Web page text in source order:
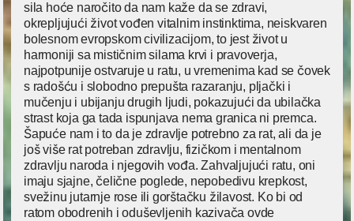
sila hoće naročito da nam kaže da se zdravi,
okrepljujući život vođen vitalnim instinktima, neiskvaren
bolesnom evropskom civilizacijom, to jest život u
harmoniji sa mističnim silama krvi i pravoverja,
najpotpunije ostvaruje u ratu, u vremenima kad se čovek
s radošću i slobodno prepušta razaranju, pljački i
mučenju i ubijanju drugih ljudi, pokazujući da ubilačka
strast koja ga tada ispunjava nema granica ni premca.
Šapuće nam i to da je zdravlje potrebno za rat, ali da je
još više rat potreban zdravlju, fizičkom i mentalnom
zdravlju naroda i njegovih vođa. Zahvaljujući ratu, oni
imaju sjajne, čelične poglede, nepobedivu krepkost,
svežinu jutarnje rose ili gorštačku žilavost. Ko bi od
ratom obodrenih i oduševljenih kazivača ovde